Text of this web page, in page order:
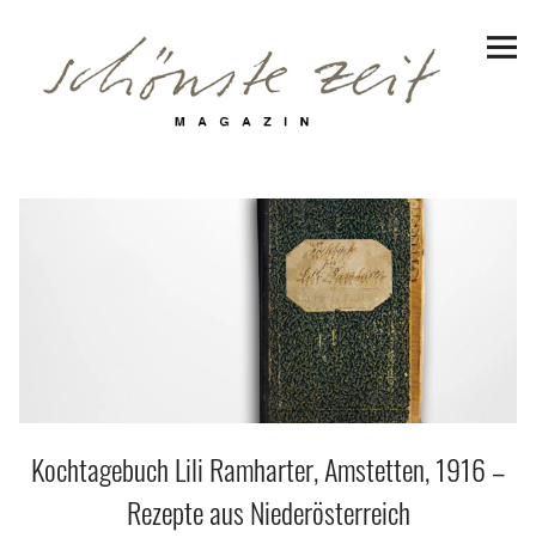
Reiseziele
Facebook
InstagramPinterestBlueskyThreads
Kochtagebuch Lili Ramharter, Amstetten, 1916 –
Rezepte aus Niederösterreich